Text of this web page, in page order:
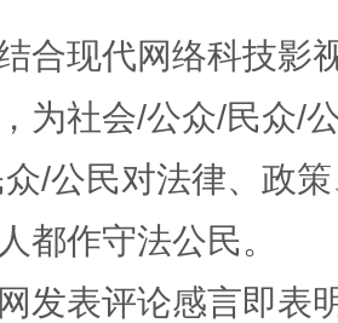
谋全局
合现代网络科技影
为社会/公众/民众/
/公民对法律、政
都作守法公民。
发表评论感言即表